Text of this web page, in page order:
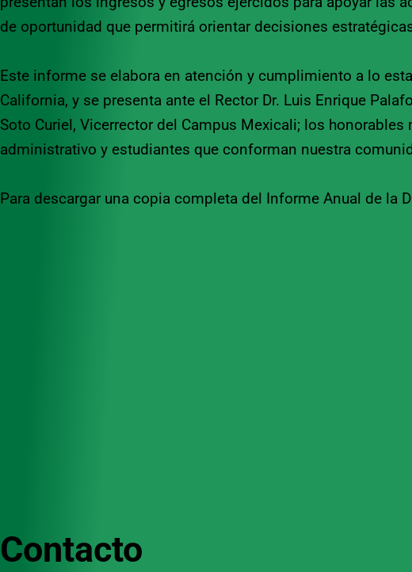
de oportunidad que permitirá orientar decisiones
Este informe se elabora en atención y cumplimiento a lo
California, y se presenta ante el Rector Dr. Luis Enrique
Soto Curiel, Vicerrector del Campus Mexicali; los
administrativo y estudiantes que conforman nuestra
Para descargar una copia completa del Informe Anual de la
Contacto